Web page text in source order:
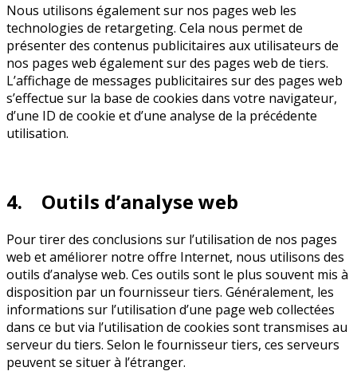
Nous utilisons également sur nos pages web les
technologies de retargeting. Cela nous permet de
présenter des contenus publicitaires aux utilisateurs de
nos pages web également sur des pages web de tiers.
L’affichage de messages publicitaires sur des pages web
s’effectue sur la base de cookies dans votre navigateur,
d’une ID de cookie et d’une analyse de la précédente
utilisation.
4. Outils d’analyse web
Pour tirer des conclusions sur l’utilisation de nos pages
web et améliorer notre offre Internet, nous utilisons des
outils d’analyse web. Ces outils sont le plus souvent mis à
disposition par un fournisseur tiers. Généralement, les
informations sur l’utilisation d’une page web collectées
dans ce but via l’utilisation de cookies sont transmises au
serveur du tiers. Selon le fournisseur tiers, ces serveurs
peuvent se situer à l’étranger.